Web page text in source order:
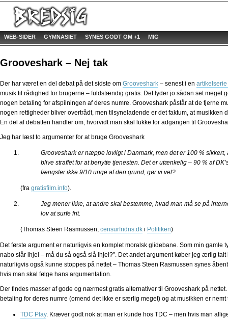
WEB-SIDER GYMNASIET SYNES GODT OM +1 MIG
Grooveshark – Nej tak
Der har været en del debat på det sidste om Grooveshark – senest i en
musik til rådighed for brugerne – fuldstændig gratis. Det lyder jo sådan set meget
nogen betaling for afspilningen af deres numre. Grooveshark påstår at de fjerne
nogen rettigheder bliver overtrådt, men tilsyneladende er det faktum, at musikken
En del af debatten handler om, hvorvidt man skal lukke for adgangen til
Jeg har læst to argumenter for at bruge Grooveshark
Grooveshark er næppe lovligt i Danmark, men det er 100 %
blive straffet for at benytte tjenesten. Det er utænkelig – 90 % af
fængsler ikke 9/10 unge af den grund, gør vi vel?
(fra gratisfilm.info).
Jeg mener ikke, at andre skal bestemme, hvad man må se på
lov at surfe frit.
(Thomas Steen Rasmussen, censurfridns.dk i Politiken)
Det første argument er naturligvis en komplet moralsk glidebane. Som min gamle
nabo slår ihjel – må du så også slå ihjel?”. Det andet argument køber jeg ærlig
naturligvis også kunne stoppes på nettet – Thomas Steen Rasmussen synes
hvis man skal følge hans argumentation.
Der findes masser af gode og nærmest gratis alternativer til Grooveshark på
betaling for deres numre (omend det ikke er særlig meget) og at musikken er
TDC Play. Kræver godt nok at man er kunde hos TDC – men hvis man